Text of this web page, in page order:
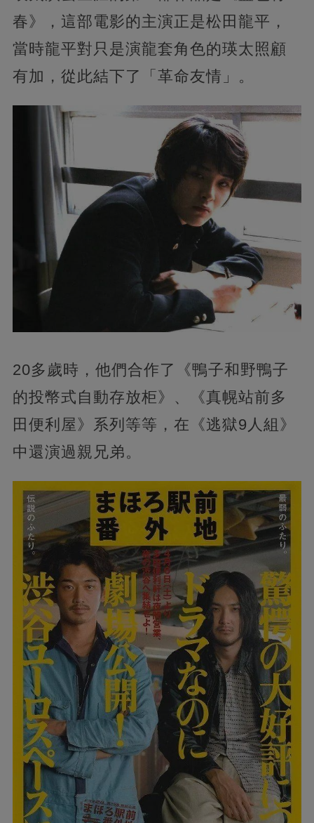
春》，這部電影的主演正是松田龍平，
當時龍平對只是演龍套角色的瑛太照顧
有加，從此結下了「革命友情」。
20多歲時，他們合作了《鴨子和野鴨子
的投幣式自動存放柜》、《真幌站前多
田便利屋》系列等等，在《逃獄9人組》
中還演過親兄弟。